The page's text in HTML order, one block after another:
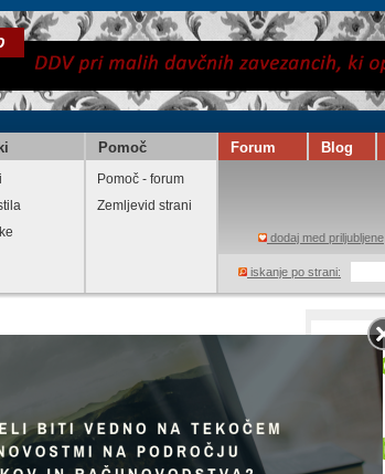
Pomoč Forum Blog
Pomoč - forum
Zemljevid strani
dodaj med priljubljene
iskanje po strani:
in vina do 20.